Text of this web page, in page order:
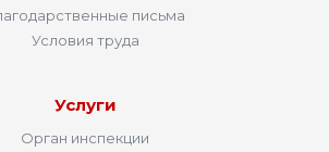
письма
Условия труда
Услуги
Орган инспекции